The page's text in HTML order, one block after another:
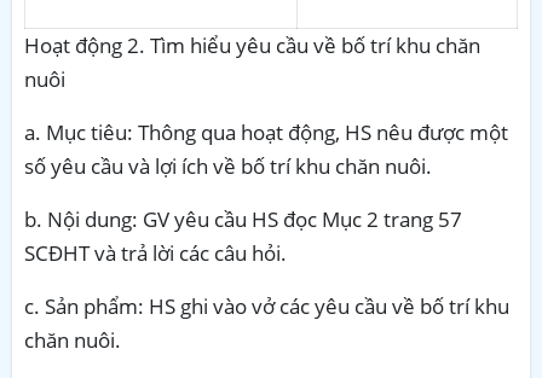
Hoạt động 2. Tìm hiểu yêu cầu về bố trí khu chăn
nuôi
a. Mục tiêu: Thông qua hoạt động, HS nêu được một
số yêu cầu và lợi ích về bố trí khu chăn nuôi.
b. Nội dung: GV yêu cầu HS đọc Mục 2 trang 57
SCĐHT và trả lời các câu hỏi.
c. Sản phẩm: HS ghi vào vở các yêu cầu về bố trí khu
chăn nuôi.